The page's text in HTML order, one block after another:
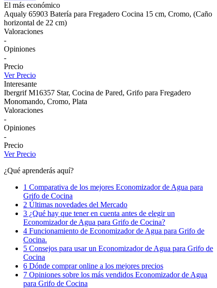
El más económico
Aqualy 65903 Batería para Fregadero Cocina 15 cm, Cromo, (Caño
horizontal de 22 cm)
Valoraciones
-
Opiniones
-
Precio
Ver Precio
Interesante
Ibergrif M16357 Star, Cocina de Pared, Grifo para Fregadero
Monomando, Cromo, Plata
Valoraciones
-
Opiniones
-
Precio
Ver Precio
¿Qué aprenderás aquí?
1 Comparativa de los mejores Economizador de Agua para
Grifo de Cocina
2 Últimas novedades del Mercado
3 ¿Qué hay que tener en cuenta antes de elegir un
Economizador de Agua para Grifo de Cocina?
4 Funcionamiento de Economizador de Agua para Grifo de
Cocina.
5 Consejos para usar un Economizador de Agua para Grifo de
Cocina
6 Dónde comprar online a los mejores precios
7 Opiniones sobre los más vendidos Economizador de Agua
para Grifo de Cocina